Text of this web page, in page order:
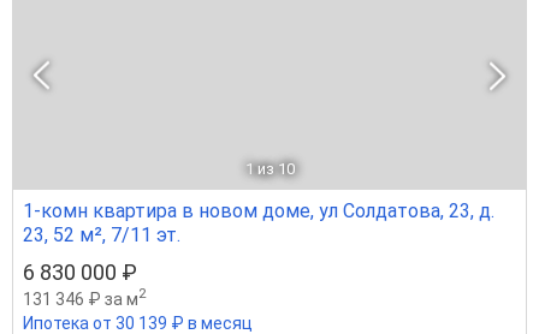
1 из 10
1-комн квартира в новом доме, ул Солдатова, 23, д.
23, 52 м², 7/11 эт.
6 830 000 ₽
131 346 ₽ за м2
Ипотека от 30 139 ₽ в месяц